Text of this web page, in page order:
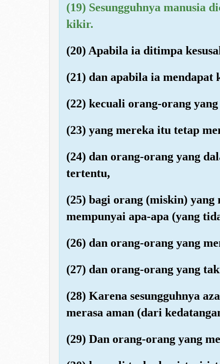
(19) Sesungguhnya manusia
kikir.
(20) Apabila ia ditimpa
(21) dan apabila ia
(22) kecuali orang-orang
(23) yang mereka itu tetap
(24) dan orang-orang yang
tertentu,
(25) bagi orang (miskin)
mempunyai apa-apa (yang
(26) dan orang-orang yang
(27) dan orang-orang yang
(28) Karena sesungguhnya
merasa aman (dari
(29) Dan orang-orang yang